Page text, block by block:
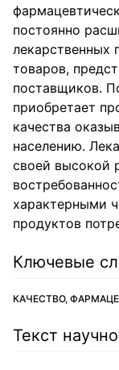
постоянно
лекарственных
товаров,
поставщиков.
приобретает
качества
населению.
своей высокой
характерными
продуктов
Ключевые
КАЧЕСТВО,
Текст